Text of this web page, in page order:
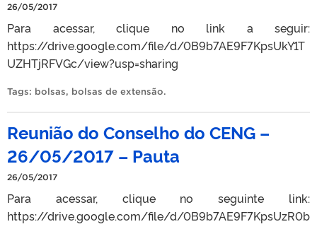
26/05/2017
Para acessar, clique no link a seguir:
https://drive.google.com/file/d/0B9b7AE9F7KpsUkY1T
UZHTjRFVGc/view?usp=sharing
Tags: bolsas, bolsas de extensão.
Reunião do Conselho do CENG –
26/05/2017 – Pauta
26/05/2017
Para acessar, clique no seguinte link:
https://drive.google.com/file/d/0B9b7AE9F7KpsUzR0b